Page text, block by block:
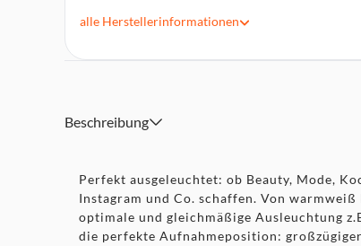
Immer die perfekte Aufnahmeposition:
Außergewöhnliche Aufnahmewinkel:
alle Herstellerinformationen
Beschreibung
Perfekt ausgeleuchtet: ob Beauty, Mode,
Instagram und Co. schaffen. Von
optimale und gleichmäßige Ausleuchtung
die perfekte Aufnahmeposition: